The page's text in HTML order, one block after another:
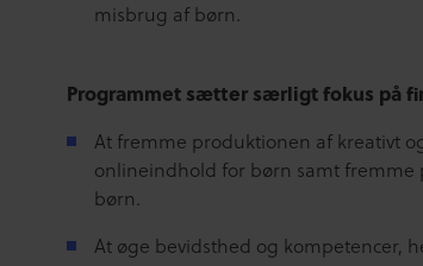
misbrug af børn.
Programmet sætter særligt fokus på
At fremme produktionen af kreativt
onlineindhold for børn samt fremme
børn.
At øge bevidsthed og kompetencer,